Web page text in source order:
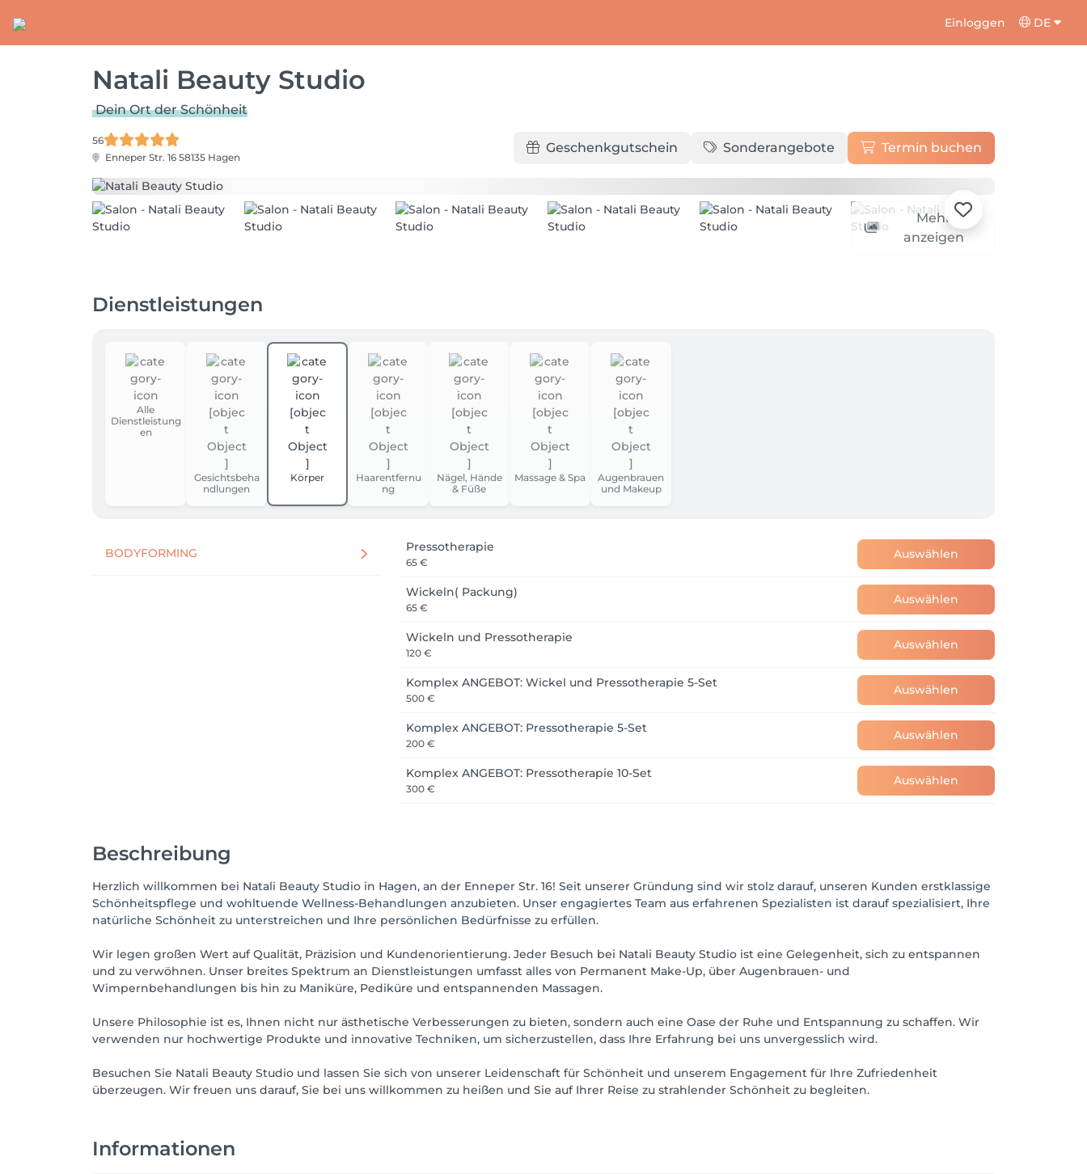
Einloggen DE
Natali Beauty Studio
Dein Ort der Schönheit
56
Enneper Str. 16 58135 Hagen
Geschenkgutschein Sonderangebote Termin buchen
Mehr
anzeigen
Dienstleistungen
Alle
Dienstleistung
en
Gesichtsbeha
ndlungen
Körper
Haarentfernu
ng
Nägel, Hände
& Füße
Massage & Spa
Augenbrauen
und Makeup
BODYFORMING Pressotherapie
65 €
Auswählen
Wickeln( Packung)
65 €
Auswählen
Wickeln und Pressotherapie
120 €
Auswählen
Komplex ANGEBOT: Wickel und Pressotherapie 5-Set
500 €
Auswählen
Komplex ANGEBOT: Pressotherapie 5-Set
200 €
Auswählen
Komplex ANGEBOT: Pressotherapie 10-Set
300 €
Auswählen
Beschreibung
Herzlich willkommen bei Natali Beauty Studio in Hagen, an der Enneper Str. 16! Seit unserer Gründung sind wir stolz darauf, unseren Kunden erstklassige
Schönheitspflege und wohltuende Wellness-Behandlungen anzubieten. Unser engagiertes Team aus erfahrenen Spezialisten ist darauf spezialisiert, Ihre
natürliche Schönheit zu unterstreichen und Ihre persönlichen Bedürfnisse zu erfüllen.
Wir legen großen Wert auf Qualität, Präzision und Kundenorientierung. Jeder Besuch bei Natali Beauty Studio ist eine Gelegenheit, sich zu entspannen
und zu verwöhnen. Unser breites Spektrum an Dienstleistungen umfasst alles von Permanent Make-Up, über Augenbrauen- und
Wimpernbehandlungen bis hin zu Maniküre, Pediküre und entspannenden Massagen.
Unsere Philosophie ist es, Ihnen nicht nur ästhetische Verbesserungen zu bieten, sondern auch eine Oase der Ruhe und Entspannung zu schaffen. Wir
verwenden nur hochwertige Produkte und innovative Techniken, um sicherzustellen, dass Ihre Erfahrung bei uns unvergesslich wird.
Besuchen Sie Natali Beauty Studio und lassen Sie sich von unserer Leidenschaft für Schönheit und unserem Engagement für Ihre Zufriedenheit
überzeugen. Wir freuen uns darauf, Sie bei uns willkommen zu heißen und Sie auf Ihrer Reise zu strahlender Schönheit zu begleiten.
Informationen